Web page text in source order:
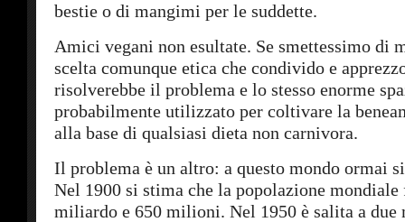
bestie o di mangimi per le suddette.
Amici vegani non esultate. Se smettessimo di
scelta comunque etica che condivido e
risolverebbe il problema e lo stesso enorme
probabilmente utilizzato per coltivare la
alla base di qualsiasi dieta non carnivora.
Il problema è un altro: a questo mondo ormai
Nel 1900 si stima che la popolazione mondiale
miliardo e 650 milioni. Nel 1950 è salita a due